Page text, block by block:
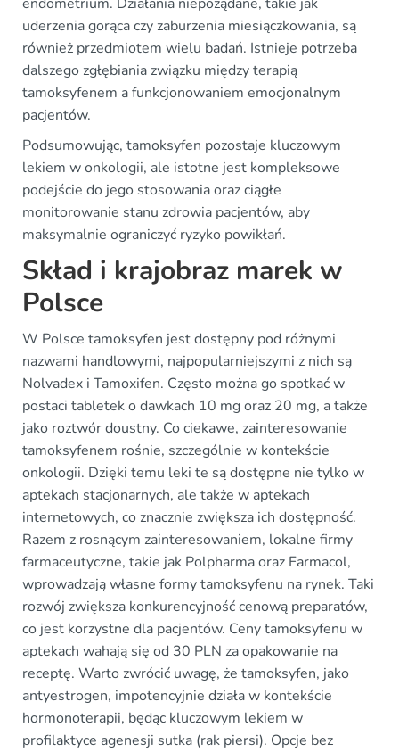
uderzenia gorąca czy zaburzenia miesiączkowania, są
również przedmiotem wielu badań. Istnieje potrzeba
dalszego zgłębiania związku między terapią
tamoksyfenem a funkcjonowaniem emocjonalnym
pacjentów.
Podsumowując, tamoksyfen pozostaje kluczowym
lekiem w onkologii, ale istotne jest kompleksowe
podejście do jego stosowania oraz ciągłe
monitorowanie stanu zdrowia pacjentów, aby
maksymalnie ograniczyć ryzyko powikłań.
Skład i krajobraz marek w
Polsce
W Polsce tamoksyfen jest dostępny pod różnymi
nazwami handlowymi, najpopularniejszymi z nich są
Nolvadex i Tamoxifen. Często można go spotkać w
postaci tabletek o dawkach 10 mg oraz 20 mg, a także
jako roztwór doustny. Co ciekawe, zainteresowanie
tamoksyfenem rośnie, szczególnie w kontekście
onkologii. Dzięki temu leki te są dostępne nie tylko w
aptekach stacjonarnych, ale także w aptekach
internetowych, co znacznie zwiększa ich dostępność.
Razem z rosnącym zainteresowaniem, lokalne firmy
farmaceutyczne, takie jak Polpharma oraz Farmacol,
wprowadzają własne formy tamoksyfenu na rynek. Taki
rozwój zwiększa konkurencyjność cenową preparatów,
co jest korzystne dla pacjentów. Ceny tamoksyfenu w
aptekach wahają się od 30 PLN za opakowanie na
receptę. Warto zwrócić uwagę, że tamoksyfen, jako
antyestrogen, impotencyjnie działa w kontekście
hormonoterapii, będąc kluczowym lekiem w
profilaktyce agenesji sutka (rak piersi). Opcje bez